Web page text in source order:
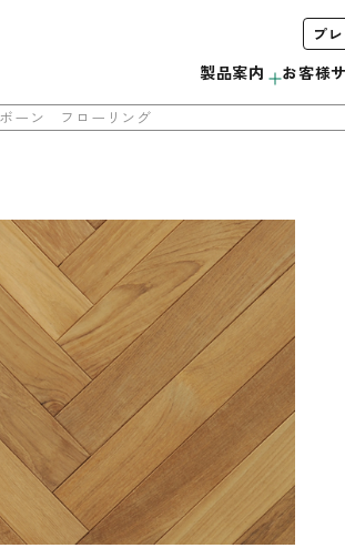
製品案内
木製サッシ
リボス自然健康塗料
外装材
ウッドデッキ
モールディング
玄関框
お客様
お手入れ方法について
無垢製品の注意事項
みんなで＃ムクノトリコ
会社概要
当社の取り組みサンプル・カタログ請求
プ
ーン フローリング